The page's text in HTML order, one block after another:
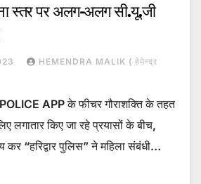
स्तर पर अलग-अलग सी.यू.जी
HEMENDRA MALIK ( हेमेन्द्र
APP के फीचर गौराशक्ति के तहत
लगातार किए जा रहे प्रयासों के बीच,
“हरिद्वार पुलिस” ने महिला संबंधी…